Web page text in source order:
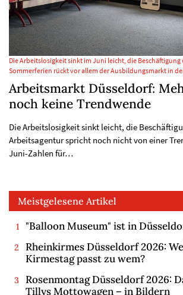
Die Arbeitslosigkeit sinkt im Juni leicht, die Beschäftigung
Sommerferien rückt vor allem der Ausbildungsmarkt in
Arbeitsmarkt Düsseldorf:
noch keine Trendwende
Die Arbeitslosigkeit sinkt leicht, die
Arbeitsagentur spricht noch nicht von einer
Juni-Zahlen für…
Meistgelesene Artikel
"Balloon Museum" ist in
Rheinkirmes Düsseldorf 2026:
Kirmestag passt zu wem?
Rosenmontag Düsseldorf 2026:
Tillys Mottowagen – in Bildern